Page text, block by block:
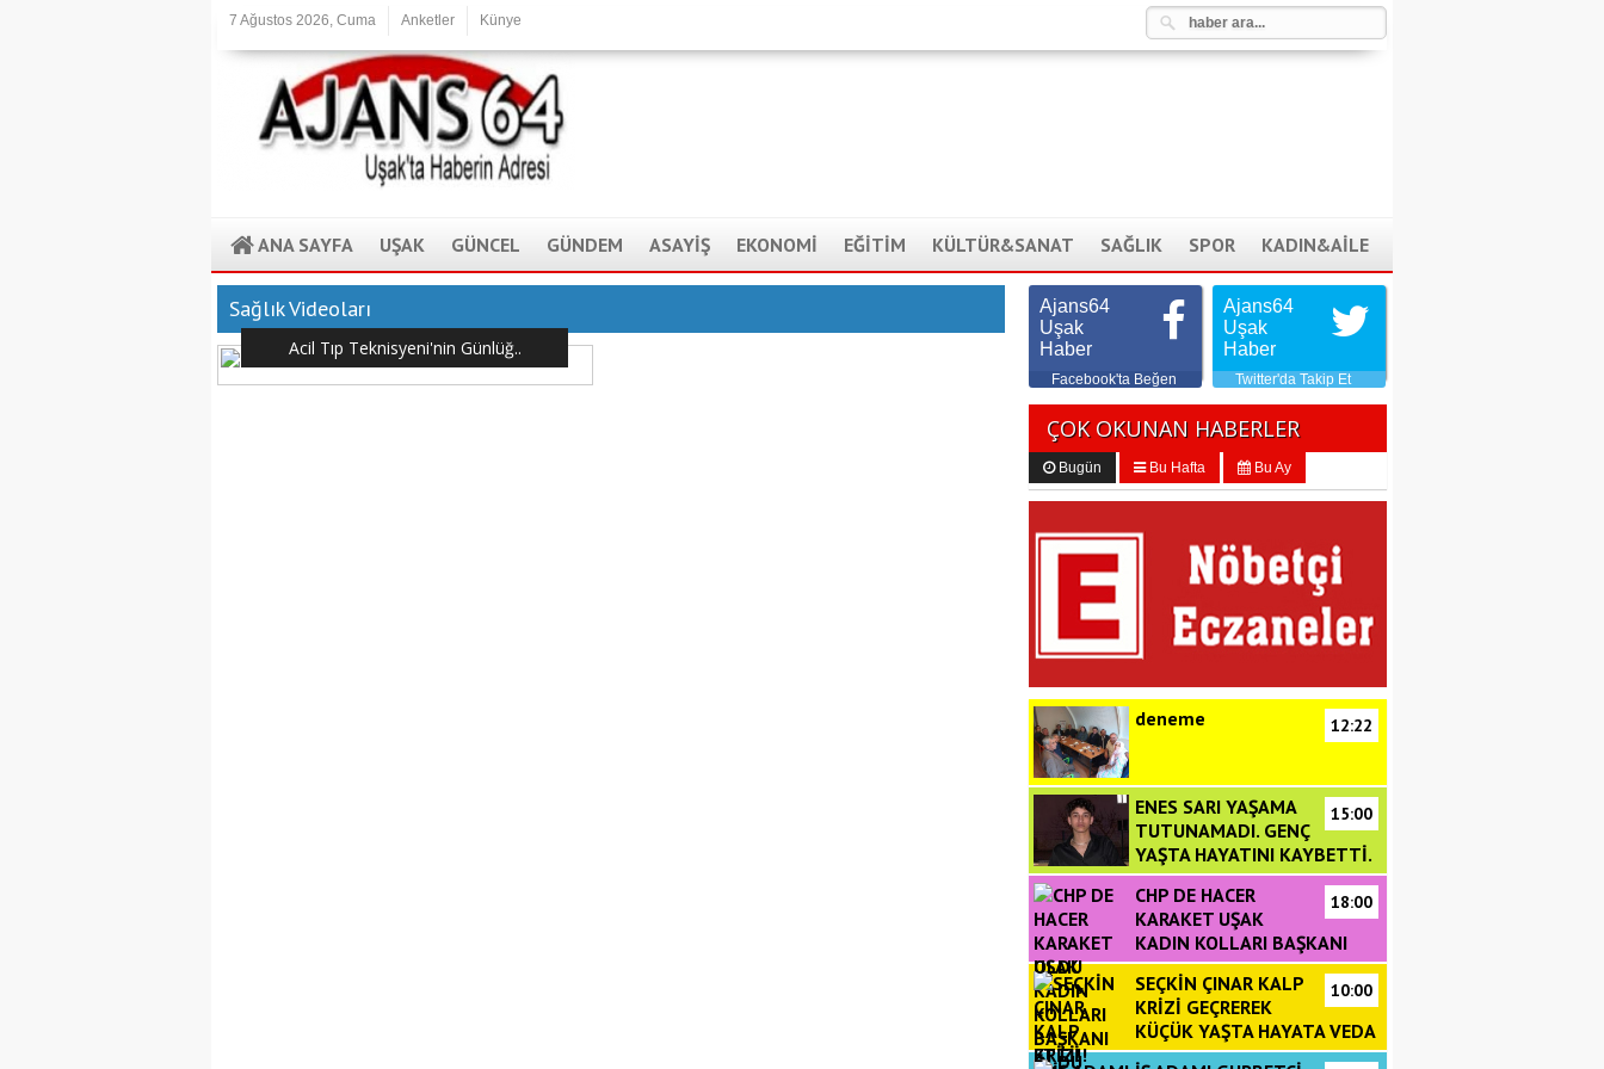
7 Ağustos 2026, Cuma Anketler Künye
ANA SAYFA UŞAK GÜNCEL GÜNDEM ASAYİŞ EKONOMİ EĞİTİM KÜLTÜR&SANAT SAĞLIK SPOR KADIN&AİLE
Sağlık Videoları
Acil Tıp Teknisyeni'nin Günlüğ..
Ajans64
Uşak
Haber
Facebook'ta Beğen
Ajans64
Uşak
Haber
Twitter'da Takip Et
ÇOK OKUNAN HABERLER
Bugün Bu Hafta Bu Ay
12:22
deneme
15:00
ENES SARI YAŞAMA
TUTUNAMADI. GENÇ
YAŞTA HAYATINI KAYBETTİ.
18:00
CHP DE HACER
KARAKET UŞAK
KADIN KOLLARI BAŞKANI
OLDU
10:00
SEÇKİN ÇINAR KALP
KRİZİ GEÇREREK
KÜÇÜK YAŞTA HAYATA VEDA
ETTİ!!